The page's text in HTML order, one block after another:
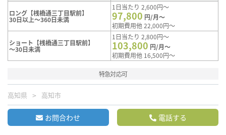
ロング【桟橋通三丁目駅前】
30日以上～360日未満
1日当たり 2,600円～
97,800 円/月～
初期費用他 22,000円～
ショート【桟橋通三丁目駅前】
～30日未満
1日当たり 2,800円～
103,800 円/月～
初期費用他 16,500円～
特急対応可
高知県 高知市
お問合わせ 電話する